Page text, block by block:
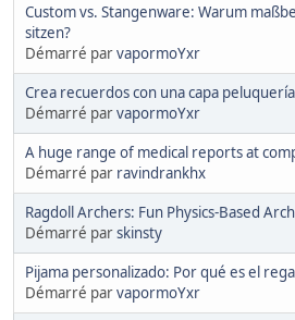
Custom vs. Stangenware: Warum
sitzen?
Démarré parvapormoYxr
Crea recuerdos con una capa
Démarré parvapormoYxr
A huge range of medical reports at
Démarré par ravindrankhx
Ragdoll Archers: Fun Physics-Based
Démarré parskinsty
Pijama personalizado: Por qué es el
Démarré parvapormoYxr